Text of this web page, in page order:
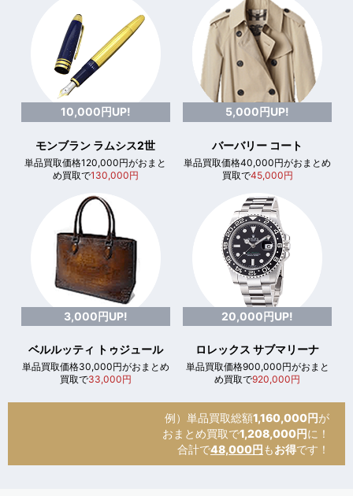
10,000円UP!
モンブラン ラムシス2世
単品買取価格120,000円がおまと
め買取で130,000円
5,000円UP!
バーバリー コート
単品買取価格40,000円がおまとめ
買取で45,000円
3,000円UP!
ベルルッティ トゥジュール
単品買取価格30,000円がおまとめ
買取で33,000円
20,000円UP!
ロレックス サブマリーナ
単品買取価格900,000円がおまと
め買取で920,000円
例）単品買取総額1,160,000円が
おまとめ買取で1,208,000円に！
合計で48,000円 もお得です！